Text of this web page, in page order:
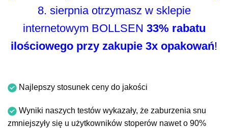
8. sierpnia otrzymasz w sklepie
internetowym BOLLSEN 33% rabatu
ilościowego przy zakupie 3x opakowań!
Najlepszy stosunek ceny do jakości
Wyniki naszych testów wykazały, że zaburzenia snu
zmniejszyły się u użytkowników stoperów nawet o 90%